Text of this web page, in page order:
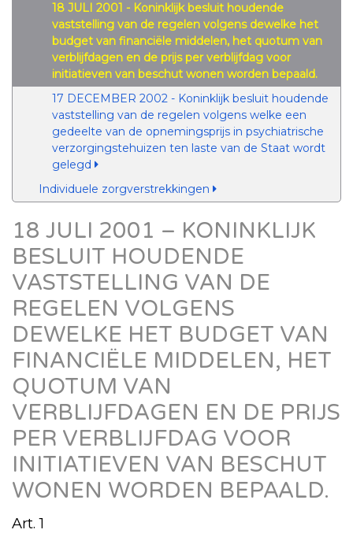
18 JULI 2001 - Koninklijk besluit houdende
vaststelling van de regelen volgens dewelke het
budget van financiële middelen, het quotum van
verblijfdagen en de prijs per verblijfdag voor
initiatieven van beschut wonen worden bepaald.
17 DECEMBER 2002 - Koninklijk besluit houdende
vaststelling van de regelen volgens welke een
gedeelte van de opnemingsprijs in psychiatrische
verzorgingstehuizen ten laste van de Staat wordt
gelegd
Individuele zorgverstrekkingen
18 JULI 2001 – KONINKLIJK
BESLUIT HOUDENDE
VASTSTELLING VAN DE
REGELEN VOLGENS
DEWELKE HET BUDGET VAN
FINANCIËLE MIDDELEN, HET
QUOTUM VAN
VERBLIJFDAGEN EN DE PRIJS
PER VERBLIJFDAG VOOR
INITIATIEVEN VAN BESCHUT
WONEN WORDEN BEPAALD.
Art. 1